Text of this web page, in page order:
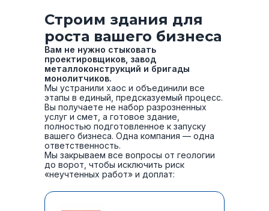
Строим здания для
роста вашего бизнеса
Вам не нужно стыковать
проектировщиков, завод
металлоконструкций и бригады
монолитчиков.
Мы устранили хаос и объединили все
этапы в единый, предсказуемый процесс.
Вы получаете не набор разрозненных
услуг и смет, а готовое здание,
полностью подготовленное к запуску
вашего бизнеса. Одна компания — одна
ответственность.
Мы закрываем все вопросы от геологии
до ворот, чтобы исключить риск
«неучтенных работ» и доплат: